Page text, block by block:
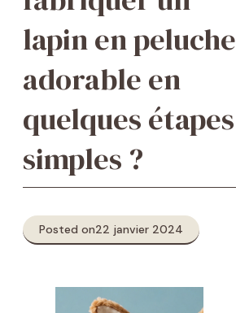
lapin en peluche
adorable en
quelques étapes
simples ?
Posted on22 janvier 2024